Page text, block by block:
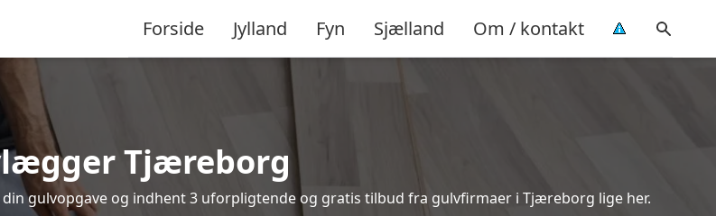
Forside Jylland Fyn Sjælland Om / kontakt
Tjæreborg
gulvopgave og indhent 3 uforpligtende og gratis tilbud fra gulvfirmaer i Tjæreborg lige her.